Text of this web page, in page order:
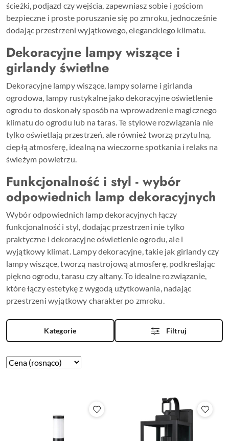
ścieżki, podjazd czy wejścia, zapewniasz sobie i gościom
bezpieczne i proste poruszanie się po zmroku, jednocześnie
dodając przestrzeni wyjątkowego, eleganckiego klimatu.
Dekoracyjne lampy wiszące i
girlandy świetlne
Dekoracyjne lampy wiszące, lampy solarne i girlanda
ogrodowa, lampy rustykalne jako dekoracyjne oświetlenie
ogrodu to doskonały sposób na wprowadzenie magicznego
klimatu do ogrodu lub na taras. Te stylowe rozwiązania nie
tylko oświetlają przestrzeń, ale również tworzą przytulną,
ciepłą atmosferę, idealną na wieczorne spotkania i relaks na
świeżym powietrzu.
Funkcjonalność i styl - wybór
odpowiednich lamp dekoracyjnych
Wybór odpowiednich lamp dekoracyjnych łączy
funkcjonalność i styl, dodając przestrzeni nie tylko
praktyczne i dekoracyjne oświetlenie ogrodu, ale i
wyjątkowy klimat. Lampy dekoracyjne, takie jak girlandy czy
lampy wiszące, tworzą nastrojową atmosferę, podkreślając
piękno ogrodu, tarasu czy altany. To idealne rozwiązanie,
które łączy estetykę z wygodą użytkowania, nadając
przestrzeni wyjątkowy charakter po zmroku.
Kategorie Filtruj
Zastosowano
Sortuj